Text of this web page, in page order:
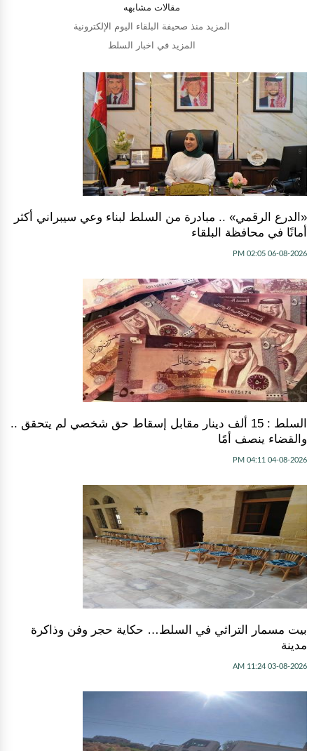
مقالات مشابهه
المزيد منذ صحيفة البلقاء اليوم الإلكترونية
المزيد في اخبار السلط
«الدرع الرقمي» .. مبادرة من السلط لبناء وعي سيبراني أكثر
أمانًا في محافظة البلقاء
06-08-2026 02:05 PM
السلط : 15 ألف دينار مقابل إسقاط حق شخصي لم يتحقق ..
والقضاء ينصف أمًا
04-08-2026 04:11 PM
بيت مسمار التراثي في السلط… حكاية حجر وفن وذاكرة
مدينة
03-08-2026 11:24 AM